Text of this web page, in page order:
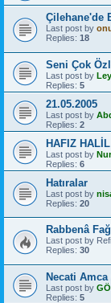
Çilehane'de
Last post by
Replies: 18
Seni Çok
Last post by
Replies: 5
21.05.2005
Last post by
Replies: 2
HAFIZ
Last post by
Replies: 6
Hatıralar
Last post by
Replies: 20
Rabbenâ
Last post by
Replies: 30
Necati
Last post by
Replies: 5